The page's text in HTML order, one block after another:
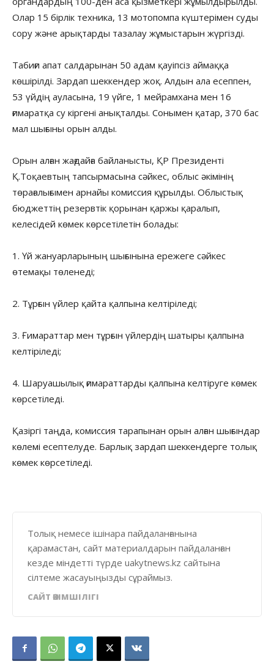
Олар 15 бірлік техника, 13 мотопомпа күштерімен суды
сору және арықтарды тазалау жұмыстарын жүргізді.
Табиғи апат салдарынан 50 адам қауіпсіз аймаққа
көшірілді. Зардап шеккендер жоқ. Алдын ала есеппен,
53 үйдің ауласына, 19 үйге, 1 мейрамхана мен 16
ғимаратқа су кіргені анықталды. Сонымен қатар, 370 бас
мал шығыны орын алды.
Орын алған жағдайға байланысты, ҚР Президенті
Қ.Тоқаевтың тапсырмасына сәйкес, облыс әкімінің
төрағалығымен арнайы комиссия құрылды. Облыстық
бюджеттің резервтік қорынан қаржы қаралып,
келесідей көмек көрсетілетін болады:
1. Үй жануарларының шығынына ережеге сәйкес
өтемақы төленеді;
2. Тұрғын үйлер қайта қалпына келтіріледі;
3. Ғимараттар мен тұрғын үйлердің шатыры қалпына
келтіріледі;
4. Шаруашылық ғимараттарды қалпына келтіруге көмек
көрсетіледі.
Қазіргі таңда, комиссия тарапынан орын алған шығындар
көлемі есептелуде. Барлық зардап шеккендерге толық
көмек көрсетіледі.
Толық немесе ішінара пайдаланғанына
қарамастан, сайт материалдарын пайдаланған
кезде міндетті түрде uakytnews.kz сайтына
сілтеме жасауыңызды сұраймыз.
САЙТ ӘКІМШІЛІГІ